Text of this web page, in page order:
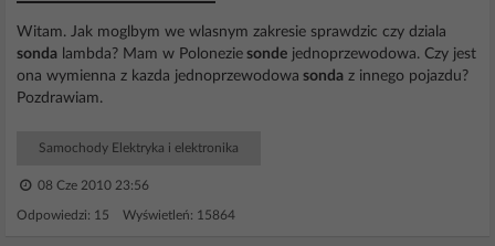
Witam. Jak moglbym we wlasnym zakresie sprawdzic czy dziala
sonda lambda? Mam w Polonezie sonde jednoprzewodowa. Czy jest
ona wymienna z kazda jednoprzewodowa sonda z innego pojazdu?
Pozdrawiam.
Samochody Elektryka i elektronika
08 Cze 2010 23:56
Odpowiedzi: 15 Wyświetleń: 15864